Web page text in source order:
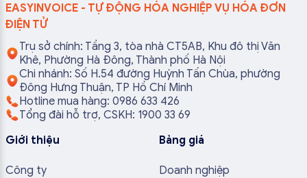
EASYINVOICE - TỰ ĐỘNG HÓA NGHIỆP VỤ HÓA ĐƠN
ĐIỆN TỬ
Trụ sở chính: Tầng 3, tòa nhà CT5AB, Khu đô thị Văn
Khê, Phường Hà Đông, Thành phố Hà Nội
Chi nhánh: Số H.54 đường Huỳnh Tấn Chùa, phường
Đông Hưng Thuận, TP Hồ Chí Minh
Hotline mua hàng: 0986 633 426
Tổng đài hỗ trợ, CSKH: 1900 33 69
Giới thiệu
Công ty
Bảng giá
Doanh nghiệp